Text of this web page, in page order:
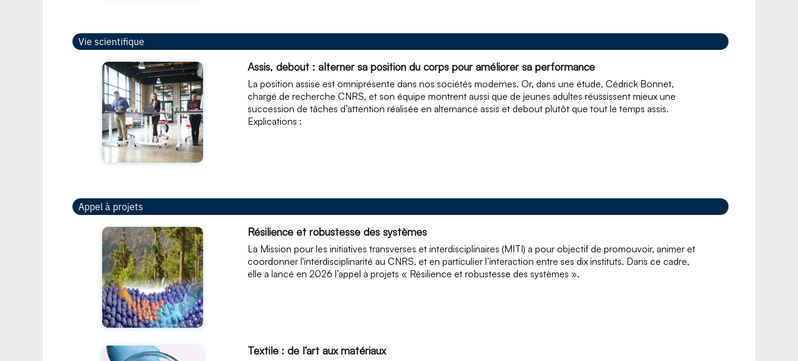
Vie scientifique
Assis, debout : alterner sa position du corps pour améliorer sa performance
La position assise est omniprésente dans nos sociétés modernes. Or, dans une étude, Cédrick Bonnet,
chargé de recherche CNRS, et son équipe montrent aussi que de jeunes adultes réussissent mieux une
succession de tâches d’attention réalisée en alternance assis et debout plutôt que tout le temps assis.
Explications :
Appel à projets
Résilience et robustesse des systèmes
La Mission pour les initiatives transverses et interdisciplinaires (MITI) a pour objectif de promouvoir, animer et
coordonner l'interdisciplinarité au CNRS, et en particulier l’interaction entre ses dix instituts. Dans ce cadre,
elle a lancé en 2026 l’appel à projets « Résilience et robustesse des systèmes ».
Textile : de l’art aux matériaux